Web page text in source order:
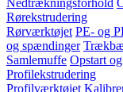
Nedtrækningsforhold
Rørekstrudering
Rørværktøjet PE- og
og spændinger
Samlemuffe Opstart
Profilekstrudering
Profilværktøjet